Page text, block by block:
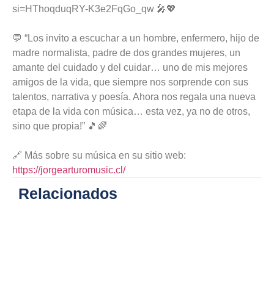
si=HThoqduqRY-K3e2FqGo_qw 🎤💖
💬 “Los invito a escuchar a un hombre, enfermero, hijo de
madre normalista, padre de dos grandes mujeres, un
amante del cuidado y del cuidar… uno de mis mejores
amigos de la vida, que siempre nos sorprende con sus
talentos, narrativa y poesía. Ahora nos regala una nueva
etapa de la vida con música… esta vez, ya no de otros,
sino que propia!” 🎵🌈
🔗 Más sobre su música en su sitio web:
https://jorgearturomusic.cl/
Relacionados